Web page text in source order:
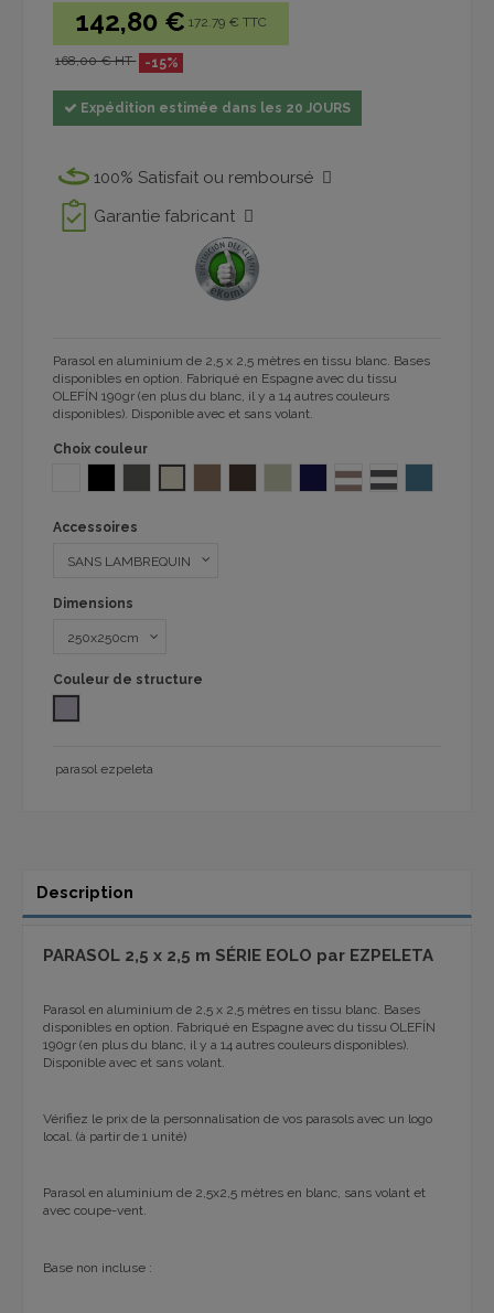
142,80 € 172.79 € TTC
168,00 € HT -15%
Expédition estimée dans les 20 JOURS
100% Satisfait ou remboursé
Garantie fabricant
Parasol en aluminium de 2,5 x 2,5 mètres en tissu blanc. Bases
disponibles en option. Fabriqué en Espagne avec du tissu
OLEFÍN 190gr (en plus du blanc, il y a 14 autres couleurs
disponibles). Disponible avec et sans volant.
Choix couleur
ARENA SAND 1104
NAVY 1104TAUPE STRIPE 1104
ANTHRACITE
Accessoires
Dimensions
Couleur de structure
parasol ezpeleta
Description
PARASOL 2,5 x 2,5 m SÉRIE EOLO par EZPELETA
Parasol en aluminium de 2,5 x 2,5 mètres en tissu blanc. Bases
disponibles en option. Fabriqué en Espagne avec du tissu OLEFÍN
190gr (en plus du blanc, il y a 14 autres couleurs disponibles).
Disponible avec et sans volant.
Vérifiez le prix de la personnalisation de vos parasols avec un logo
local. (à partir de 1 unité)
Parasol en aluminium de 2,5x2,5 mètres en blanc, sans volant et
avec coupe-vent.
Base non incluse :